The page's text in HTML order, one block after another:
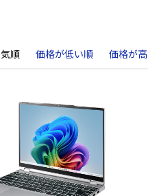
順 価格が低い順 価格が